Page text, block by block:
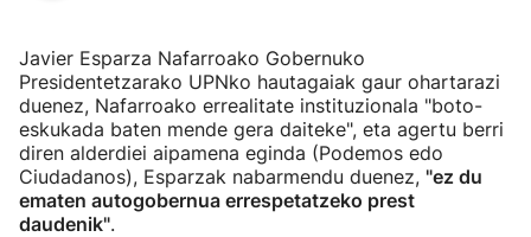
Javier Esparza Nafarroako Gobernuko
Presidentetzarako UPNko hautagaiak gaur ohartarazi
duenez, Nafarroako errealitate instituzionala "boto-
eskukada baten mende gera daiteke", eta agertu berri
diren alderdiei aipamena eginda (Podemos edo
Ciudadanos), Esparzak nabarmendu duenez, "ez du
ematen autogobernua errespetatzeko prest
daudenik".